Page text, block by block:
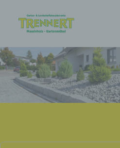
springen